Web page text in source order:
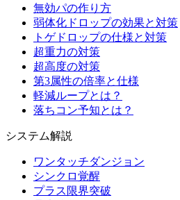
無効パの作り方
弱体化ドロップの効果と対策
トゲドロップの仕様と対策
超重力の対策
超高度の対策
第3属性の倍率と仕様
軽減ループとは？
落ちコン予知とは？
システム解説
ワンタッチダンジョン
シンクロ覚醒
プラス限界突破